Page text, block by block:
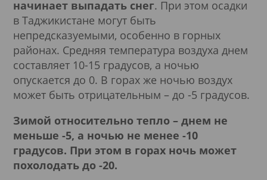
начинает выпадать снег. При этом осадки
в Таджикистане могут быть
непредсказуемыми, особенно в горных
районах. Средняя температура воздуха днем
составляет 10-15 градусов, а ночью
опускается до 0. В горах же ночью воздух
может быть отрицательным – до -5 градусов.
Зимой относительно тепло – днем не
меньше -5, а ночью не менее -10
градусов. При этом в горах ночь может
похолодать до -20.